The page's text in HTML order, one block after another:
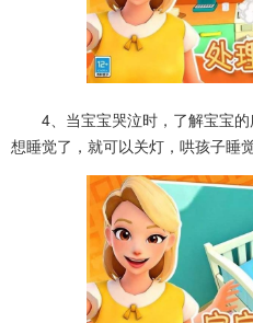
4、当宝宝哭泣时，了解宝宝的
想睡觉了，就可以关灯，哄孩子睡觉